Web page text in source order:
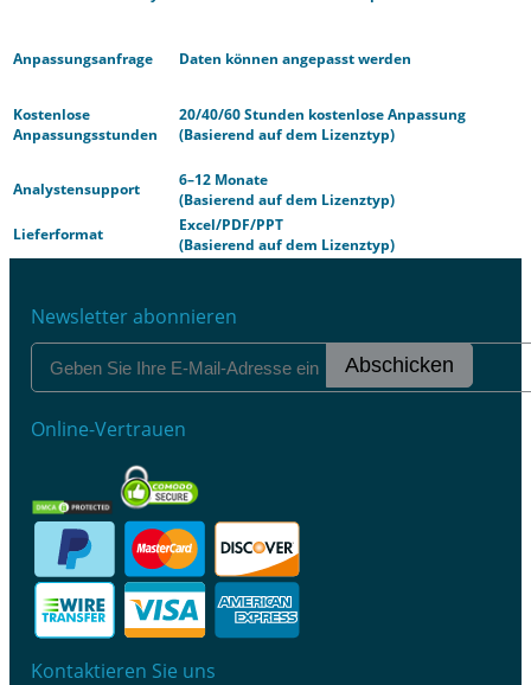
Anpassungsanfrage Daten können angepasst werden
Kostenlose
Anpassungsstunden
20/40/60 Stunden kostenlose Anpassung
(Basierend auf dem Lizenztyp)
Analystensupport
6–12 Monate
(Basierend auf dem Lizenztyp)
Lieferformat
Excel/PDF/PPT
(Basierend auf dem Lizenztyp)
Newsletter abonnieren
Abschicken
Online-Vertrauen
Kontaktieren Sie uns